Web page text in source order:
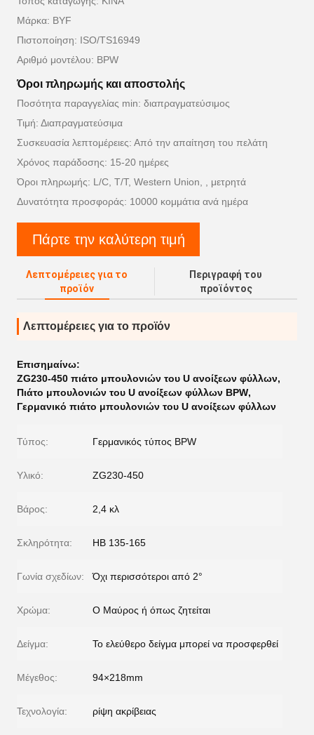
Μάρκα: BYF
Πιστοποίηση: ISO/TS16949
Αριθμό μοντέλου: BPW
Όροι πληρωμής και αποστολής
Ποσότητα παραγγελίας min: διαπραγματεύσιμος
Τιμή: Διαπραγματεύσιμα
Συσκευασία λεπτομέρειες: Από την απαίτηση του πελάτη
Χρόνος παράδοσης: 15-20 ημέρες
Όροι πληρωμής: L/C, T/T, Western Union, , μετρητά
Δυνατότητα προσφοράς: 10000 κομμάτια ανά ημέρα
Πάρτε την καλύτερη τιμή
Λεπτομέρειες για το
προϊόν
Περιγραφή του
προϊόντος
Λεπτομέρειες για το προϊόν
Επισημαίνω:
ZG230-450 πιάτο μπουλονιών του U ανοίξεων φύλλων,
Πιάτο μπουλονιών του U ανοίξεων φύλλων BPW,
Γερμανικό πιάτο μπουλονιών του U ανοίξεων φύλλων
Τύπος: Γερμανικός τύπος BPW
Υλικό: ZG230-450
Βάρος: 2,4 κλ
Σκληρότητα: HB 135-165
Γωνία σχεδίων: Όχι περισσότεροι από 2°
Χρώμα: Ο Μαύρος ή όπως ζητείται
Δείγμα: Το ελεύθερο δείγμα μπορεί να προσφερθεί
Μέγεθος: 94×218mm
Τεχνολογία: ρίψη ακρίβειας